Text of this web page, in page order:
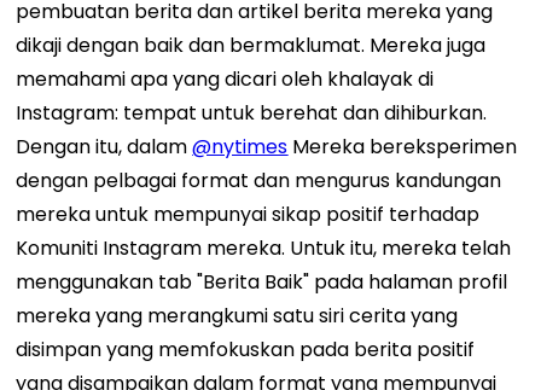
pembuatan berita dan artikel berita mereka yang
dikaji dengan baik dan bermaklumat. Mereka juga
memahami apa yang dicari oleh khalayak di
Instagram: tempat untuk berehat dan dihiburkan.
Dengan itu, dalam@nytimes Mereka bereksperimen
dengan pelbagai format dan mengurus kandungan
mereka untuk mempunyai sikap positif terhadap
Komuniti Instagram mereka. Untuk itu, mereka telah
menggunakan tab "Berita Baik" pada halaman profil
mereka yang merangkumi satu siri cerita yang
disimpan yang memfokuskan pada berita positif
yang disampaikan dalam format yang mempunyai